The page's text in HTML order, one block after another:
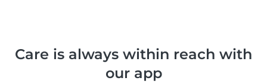
Care is always within reach with
our app